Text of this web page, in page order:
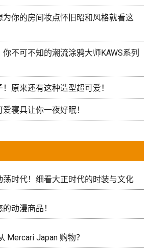
为你的房间妆点怀旧昭和风格就看这
不可不知的潮流涂鸦大师KAWS系列
原来还有这种造型超可爱！
寝具让你一夜好眠！
荡时代！细看大正时代的时装与文化
动漫商品！
Mercari Japan 购物？